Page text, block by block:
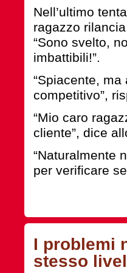
Nell’ultimo
ragazzo
“Sono svelto,
imbattibili!”.
“Spiacente,
competitivo”,
“Mio caro
cliente”, dice
“Naturalmente
per verificare
I problemi
stesso